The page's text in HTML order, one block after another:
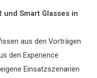
Smart Glasses in
aus den Vorträgen
den Experience
Einsatzszenarien